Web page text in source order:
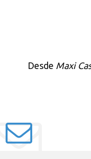
Desde Maxi